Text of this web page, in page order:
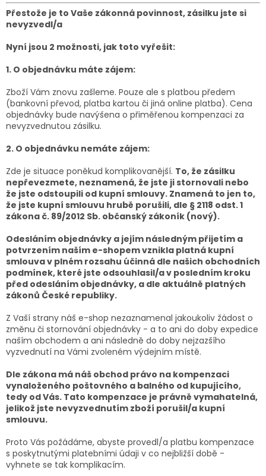
Přestože je to Vaše zákonná povinnost, zásilku jste si
nevyzvedl/a
Nyní jsou 2 možnosti, jak toto vyřešit:
1. O objednávku máte zájem:
Zboží Vám znovu zašleme. Pouze ale s platbou předem
(bankovní převod, platba kartou či jiná online platba). Cena
objednávky bude navýšena o přiměřenou kompenzaci za
nevyzvednutou zásilku.
2. O objednávku nemáte zájem:
Zde je situace poněkud komplikovanější. To, že zásilku
nepřevezmete, neznamená, že jste ji stornovali nebo
že jste odstoupili od kupní smlouvy. Znamená to jen to,
že jste kupní smlouvu hrubě porušili, dle § 2118 odst. 1
zákona č. 89/2012 Sb. občanský zákoník (nový).
Odesláním objednávky a jejím následným přijetím a
potvrzením naším e-shopem vznikla platná kupní
smlouva v plném rozsahu účinná dle našich obchodních
podmínek, které jste odsouhlasil/a v posledním kroku
před odesláním objednávky, a dle aktuálně platných
zákonů České republiky.
Z Vaší strany náš e-shop nezaznamenal jakoukoliv žádost o
změnu či stornování objednávky - a to ani do doby expedice
naším obchodem a ani následně do doby nejzazšího
vyzvednutí na Vámi zvoleném výdejním místě.
Dle zákona má náš obchod právo na kompenzaci
vynaloženého poštovného a balného od kupujícího,
tedy od Vás. Tato kompenzace je právně vymahatelná,
jelikož jste nevyzvednutím zboží porušil/a kupní
smlouvu.
Proto Vás požádáme, abyste provedl/a platbu kompenzace
s poskytnutými platebními údaji v co nejbližší době -
vyhnete se tak komplikacím.